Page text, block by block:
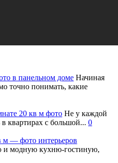
в панельном доме Начиная
точно понимать, какие
20 кв м фото Не у каждой
квартирах с большой... 0
м — фото интерьеров
и модную кухню-гостиную,